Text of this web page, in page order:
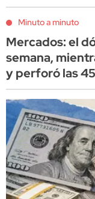
Minuto a minuto
Mercados: el
semana,
y perforó las